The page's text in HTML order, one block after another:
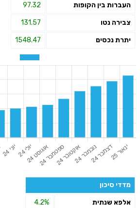
העברות בין הקופות 97.32
צבירה נטו 131.57
יתרת נכסים 1548.47
מדדי סיכון
אלפא שנתית 4.2%